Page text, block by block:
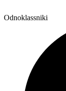
Odnoklassniki